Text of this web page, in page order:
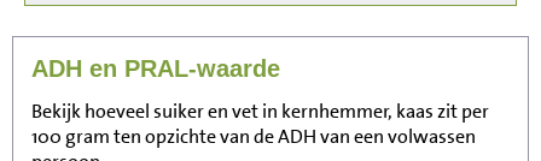
ADH en PRAL-waarde
Bekijk hoeveel suiker en vet in kernhemmer, kaas zit per
100 gram ten opzichte van de ADH van een volwassen